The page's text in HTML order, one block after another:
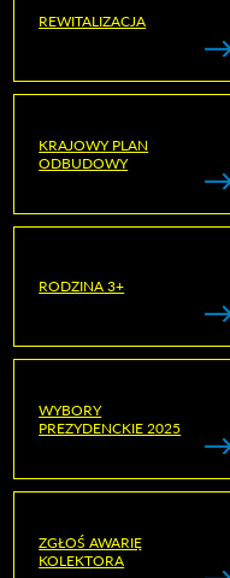
REWITALIZACJA
KRAJOWY PLAN
ODBUDOWY
RODZINA 3+
WYBORY
PREZYDENCKIE 2025
ZGŁOŚ AWARIĘ
KOLEKTORA